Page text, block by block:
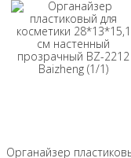
Органайзер